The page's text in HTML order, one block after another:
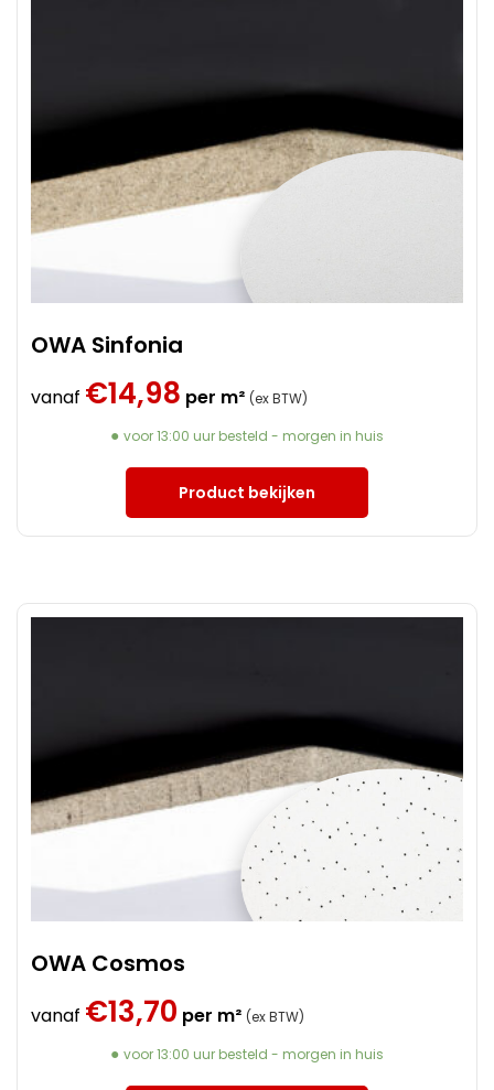
OWA Sinfonia
vanaf €14,98 per m² (ex BTW)
voor 13:00 uur besteld - morgen in huis
Product bekijken
OWA Cosmos
vanaf €13,70 per m² (ex BTW)
voor 13:00 uur besteld - morgen in huis